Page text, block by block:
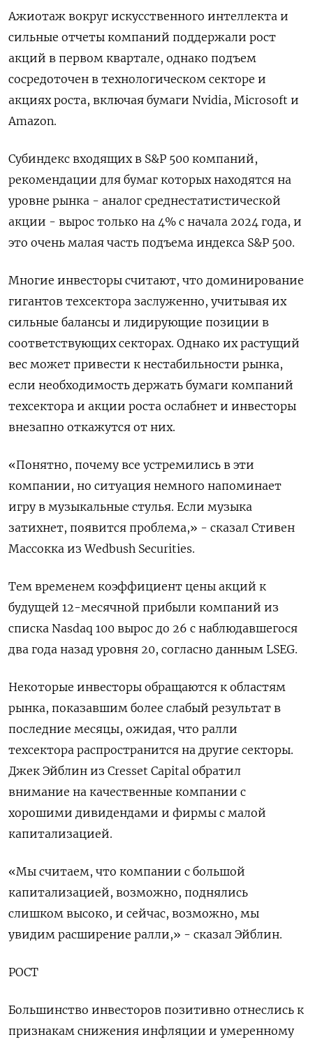
Ажиотаж вокруг искусственного интеллекта и
сильные отчеты компаний поддержали рост
акций в первом квартале, однако подъем
сосредоточен в технологическом секторе и
акциях роста, включая бумаги Nvidia, Microsoft и
Amazon.
Субиндекс входящих в S&P 500 компаний,
рекомендации для бумаг которых находятся на
уровне рынка - аналог среднестатистической
акции - вырос только на 4% с начала 2024 года, и
это очень малая часть подъема индекса S&P 500.
Многие инвесторы считают, что доминирование
гигантов техсектора заслуженно, учитывая их
сильные балансы и лидирующие позиции в
соответствующих секторах. Однако их растущий
вес может привести к нестабильности рынка,
если необходимость держать бумаги компаний
техсектора и акции роста ослабнет и инвесторы
внезапно откажутся от них.
«Понятно, почему все устремились в эти
компании, но ситуация немного напоминает
игру в музыкальные стулья. Если музыка
затихнет, появится проблема,» - сказал Стивен
Массокка из Wedbush Securities.
Тем временем коэффициент цены акций к
будущей 12-месячной прибыли компаний из
списка Nasdaq 100 вырос до 26 с наблюдавшегося
два года назад уровня 20, согласно данным LSEG.
Некоторые инвесторы обращаются к областям
рынка, показавшим более слабый результат в
последние месяцы, ожидая, что ралли
техсектора распространится на другие секторы.
Джек Эйблин из Cresset Capital обратил
внимание на качественные компании с
хорошими дивидендами и фирмы с малой
капитализацией.
«Мы считаем, что компании с большой
капитализацией, возможно, поднялись
слишком высоко, и сейчас, возможно, мы
увидим расширение ралли,» - сказал Эйблин.
РОСТ
Большинство инвесторов позитивно отнеслись к
признакам снижения инфляции и умеренному